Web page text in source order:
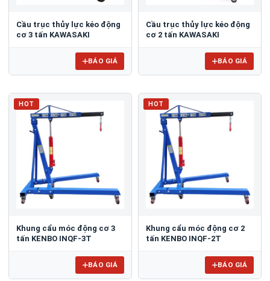
Cầu trục thủy lực kéo động
cơ 3 tấn KAWASAKI
BÁO GIÁ
Cầu trục thủy lực kéo động
cơ 2 tấn KAWASAKI
BÁO GIÁ
HOT
Khung cẩu móc động cơ 3
tấn KENBO INQF-3T
BÁO GIÁ
HOT
Khung cẩu móc động cơ 2
tấn KENBO INQF-2T
BÁO GIÁ